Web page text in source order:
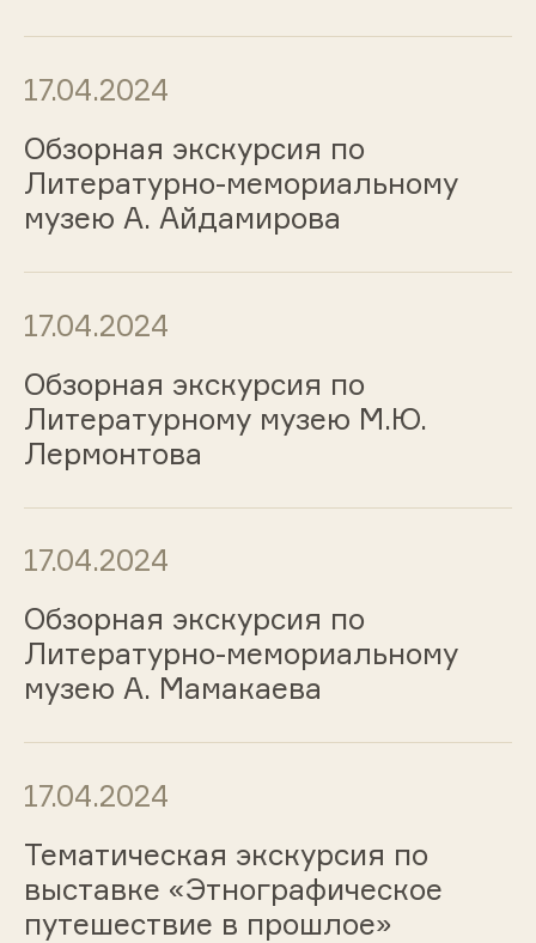
17.04.2024
Обзорная экскурсия по
Литературно-мемориальному
музею А. Айдамирова
17.04.2024
Обзорная экскурсия по
Литературному музею М.Ю.
Лермонтова
17.04.2024
Обзорная экскурсия по
Литературно-мемориальному
музею А. Мамакаева
17.04.2024
Тематическая экскурсия по
выставке «Этнографическое
путешествие в прошлое»